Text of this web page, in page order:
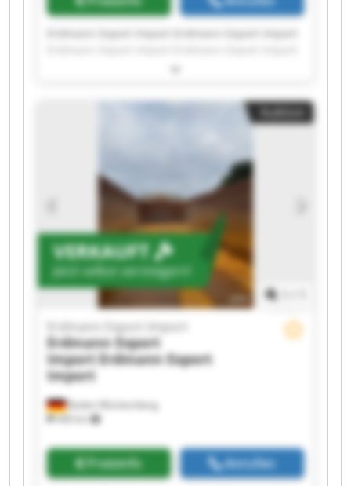
Erdmann Export Import Erdmann Export Import
Erdmann Export Import Erdmann Export Import
Erdmann Export Import Erdmann Export Import
Erdmann Export Import Erdmann Export Import
Erdmann Export Import Erdmann Export Import
Erdmann Export Import Erdmann Export Import
Erdmann Export Import Erdmann Export Import
VERKAUFT
Jetzt selbst versteigern!
Baden-Württemberg
440 km
Erdmann Export Import
Erdmann Export
ImportErdmann Export
Import
Preisinfo Anrufen